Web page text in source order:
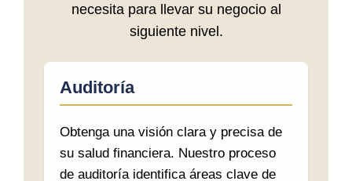
necesita para llevar su negocio al
siguiente nivel.
Auditoría
Obtenga una visión clara y precisa de
su salud financiera. Nuestro proceso
de auditoría identifica áreas clave de